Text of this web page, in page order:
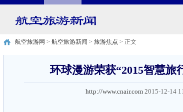
航空旅游网 > 航空旅游新闻 > 旅游焦点 > 正文
环球漫游荣获“2015智慧旅
http://www.cnair.com 2015-12-14